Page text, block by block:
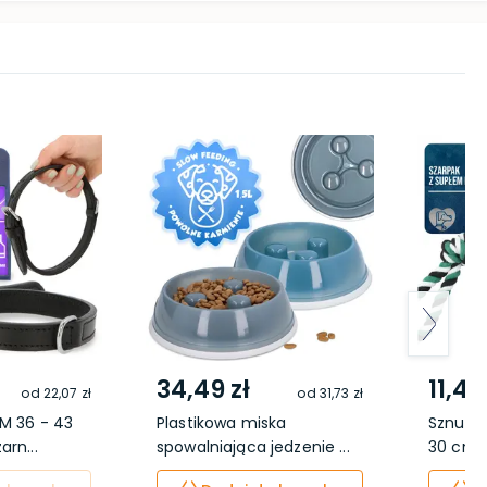
od 22,07 zł
36 - 43
34,49 zł od 31,73 zł
Plastikowa miska
spowalniająca jedzenie ...
Sznur z
30 cm